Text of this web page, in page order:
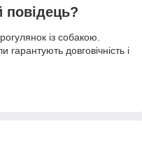
повідець?
із собакою.
гарантують довговічність і